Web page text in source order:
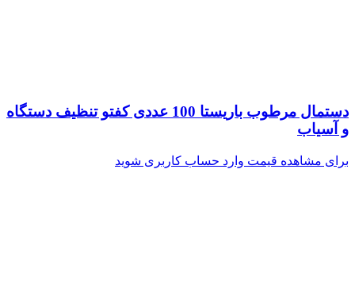
دستمال مرطوب باریستا 100 عددی کفتو تنظیف دستگاه
و آسیاب
برای مشاهده قیمت وارد حساب کاربری شوید